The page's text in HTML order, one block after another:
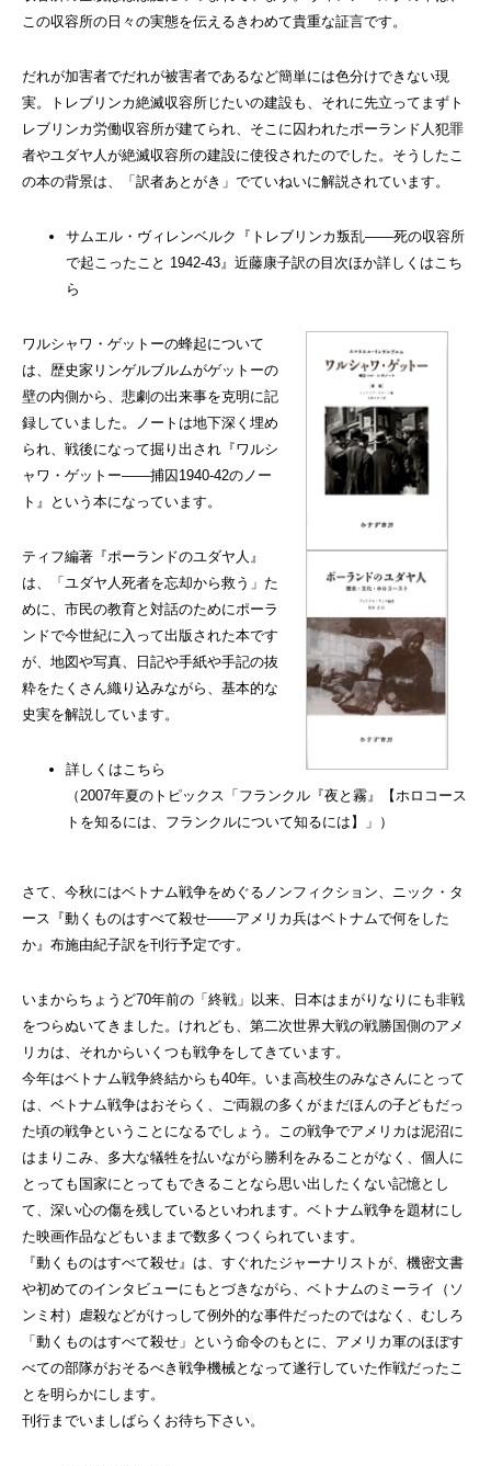
この収容所の日々の実態を伝えるきわめて貴重な証言です。
だれが加害者でだれが被害者であるなど簡単には色分けできない現
実。トレブリンカ絶滅収容所じたいの建設も、それに先立ってまずト
レブリンカ労働収容所が建てられ、そこに囚われたポーランド人犯罪
者やユダヤ人が絶滅収容所の建設に使役されたのでした。そうしたこ
の本の背景は、「訳者あとがき」でていねいに解説されています。
サムエル・ヴィレンベルク『トレブリンカ叛乱――死の収容所
で起こったこと 1942-43』近藤康子訳の目次ほか詳しくはこち
ら
ワルシャワ・ゲットーの蜂起について
は、歴史家リンゲルブルムがゲットーの
壁の内側から、悲劇の出来事を克明に記
録していました。ノートは地下深く埋め
られ、戦後になって掘り出され『ワルシ
ャワ・ゲットー――捕囚1940-42のノー
ト』という本になっています。
ティフ編著『ポーランドのユダヤ人』
は、「ユダヤ人死者を忘却から救う」た
めに、市民の教育と対話のためにポーラ
ンドで今世紀に入って出版された本です
が、地図や写真、日記や手紙や手記の抜
粋をたくさん織り込みながら、基本的な
史実を解説しています。
詳しくはこちら
（2007年夏のトピックス「フランクル『夜と霧』【ホロコース
トを知るには、フランクルについて知るには】」）
さて、今秋にはベトナム戦争をめぐるノンフィクション、ニック・タ
ース『動くものはすべて殺せ――アメリカ兵はベトナムで何をした
か』布施由紀子訳を刊行予定です。
いまからちょうど70年前の「終戦」以来、日本はまがりなりにも非戦
をつらぬいてきました。けれども、第二次世界大戦の戦勝国側のアメ
リカは、それからいくつも戦争をしてきています。
今年はベトナム戦争終結からも40年。いま高校生のみなさんにとって
は、ベトナム戦争はおそらく、ご両親の多くがまだほんの子どもだっ
た頃の戦争ということになるでしょう。この戦争でアメリカは泥沼に
はまりこみ、多大な犠牲を払いながら勝利をみることがなく、個人に
とっても国家にとってもできることなら思い出したくない記憶とし
て、深い心の傷を残しているといわれます。ベトナム戦争を題材にし
た映画作品などもいままで数多くつくられています。
『動くものはすべて殺せ』は、すぐれたジャーナリストが、機密文書
や初めてのインタビューにもとづきながら、ベトナムのミーライ（ソ
ンミ村）虐殺などがけっして例外的な事件だったのではなく、むしろ
「動くものはすべて殺せ」という命令のもとに、アメリカ軍のほぼす
べての部隊がおそるべき戦争機械となって遂行していた作戦だったこ
とを明らかにします。
刊行までいましばらくお待ち下さい。